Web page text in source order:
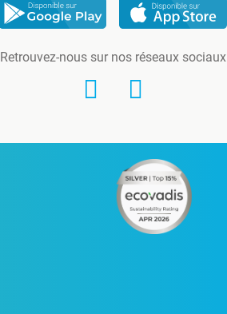
Retrouvez-nous sur nos réseaux sociaux